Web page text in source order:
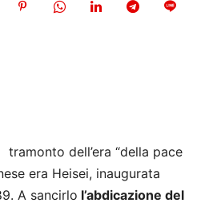
tramonto dell’era “della pace
era Heisei, inaugurata
A sancirlo l’abdicazione del